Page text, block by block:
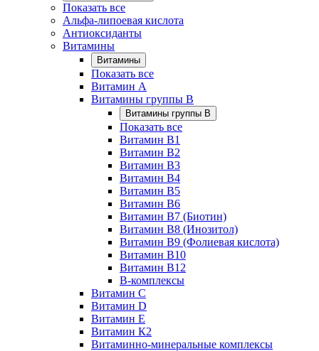
Показать все
Альфа-липоевая кислота
Антиоксиданты
Витамины
Витамины
Показать все
Витамин A
Витамины группы B
Витамины группы B
Показать все
Витамин B1
Витамин B2
Витамин B3
Витамин B4
Витамин B5
Витамин B6
Витамин B7 (Биотин)
Витамин B8 (Инозитол)
Витамин B9 (Фолиевая кислота)
Витамин B10
Витамин B12
B-комплексы
Витамин C
Витамин D
Витамин E
Витамин К2
Витаминно-минеральные комплексы